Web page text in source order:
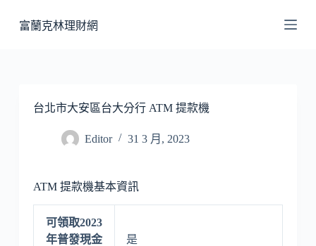
至
富蘭克林理財網
台北市大安區台大分行 ATM 提款機
Editor 31 3 月, 2023
ATM 提款機基本資訊
可領取2023
年普發現金
是